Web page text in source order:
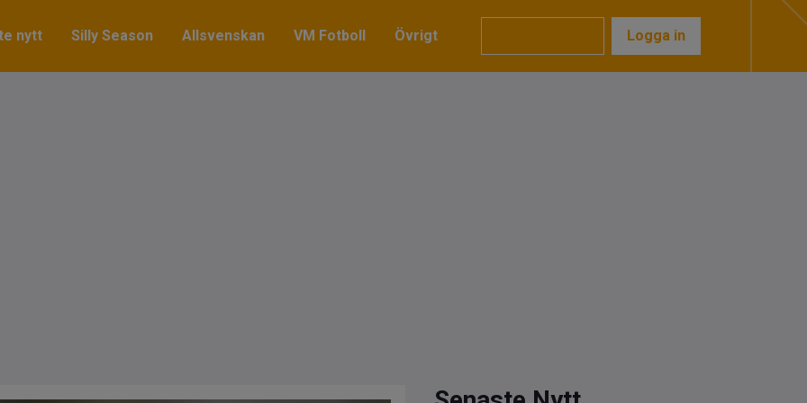
nytt Silly Season Allsvenskan VM Fotboll Övrigt Logga in